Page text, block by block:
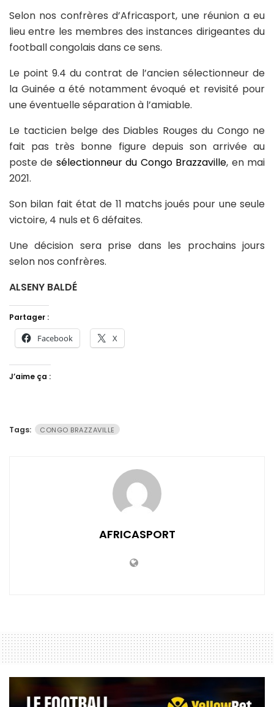
Selon nos confrères d’Africasport, une réunion a eu
lieu entre les membres des instances dirigeantes du
football congolais dans ce sens.
Le point 9.4 du contrat de l’ancien sélectionneur de
la Guinée a été notamment évoqué et revisité pour
une éventuelle séparation à l’amiable.
Le tacticien belge des Diables Rouges du Congo ne
fait pas très bonne figure depuis son arrivée au
poste de sélectionneur du Congo Brazzaville, en mai
2021.
Son bilan fait état de 11 matchs joués pour une seule
victoire, 4 nuls et 6 défaites.
Une décision sera prise dans les prochains jours
selon nos confrères.
ALSENY BALDÉ
Partager :
Facebook X
J’aime ça :
Tags: CONGO BRAZZAVILLE
AFRICASPORT